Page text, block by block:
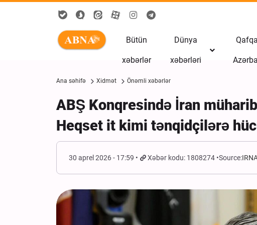
Bütün
xəbərlər
Dünya
xəbərləri
Ana səhifə Xidmət Önəmli xəbərlər
ABŞ Konqresində İran
Heqset it kimi tənqidçilərə
30 aprel 2026 - 17:59 Xəbər kodu: 1808274 Source: